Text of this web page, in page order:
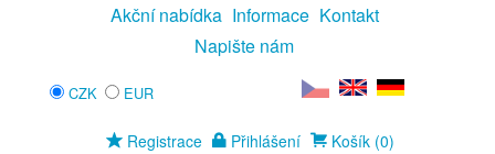
Akční nabídka Informace Kontakt
Napište nám
CZK EUR
Registrace Přihlášení Košík (0)